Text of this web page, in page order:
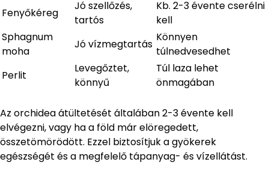
Fenyőkéreg
Jó szellőzés,
tartós
Kb. 2-3 évente cserélni
kell
Sphagnum
moha
Jó vízmegtartás
Könnyen
túlnedvesedhet
Perlit
Levegőztet,
könnyű
Túl laza lehet
önmagában
Az orchidea átültetését általában 2-3 évente kell
elvégezni, vagy ha a föld már elöregedett,
összetömörödött. Ezzel biztosítjuk a gyökerek
egészségét és a megfelelő tápanyag- és vízellátást.